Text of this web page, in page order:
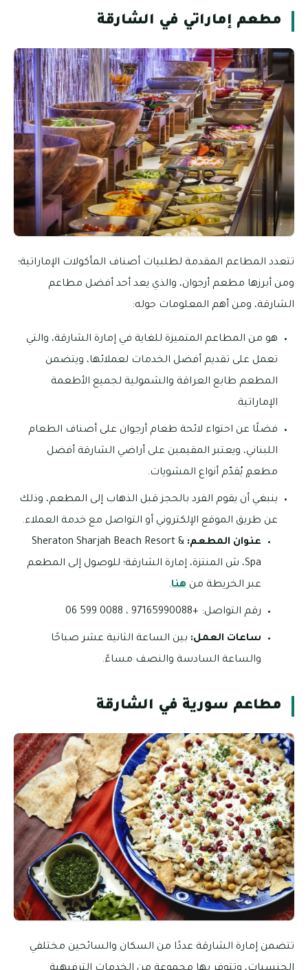
مطعم إماراتي في الشارقة
تتعدد المطاعم المقدمة لطلبيات أصناف المأكولات الإماراتية؛
ومن أبرزها مطعم أرجوان، والذي يعد أحد أفضل مطاعم
الشارقة، ومن أهم المعلومات حوله:
هو من المطاعم المتميزة للغاية في إمارة الشارقة، والتي
تعمل على تقديم أفضل الخدمات لعملائها، ويتضمن
المطعم طابع العراقة والشمولية لجميع الأطعمة
الإماراتية.
فضلًا عن احتواء لائحة طعام أرجوان على أصناف الطعام
اللبناني، ويعتبر المقيمين على أراضي الشارقة أفضل
مطعمٍ يُقدّم أنواع المشويات.
ينبغي أن يقوم الفرد بالحجز قبل الذهاب إلى المطعم، وذلك
عن طريق الموقع الإلكتروني أو التواصل مع خدمة العملاء.
عنوان المطعم: Sheraton Sharjah Beach Resort &
Spa، ش المنتزة، إمارة الشارقة؛ للوصول إلى المطعم
عبر الخريطة من هنا.
رقم التواصل: +97165990088 ، 0088 599 06
ساعات العمل: بين الساعة الثانية عشر صباحًا
والساعة السادسة والنصف مساءً.
مطاعم سورية في الشارقة
تتضمن إمارة الشارقة عددًا من السكان والسائحين مختلفي